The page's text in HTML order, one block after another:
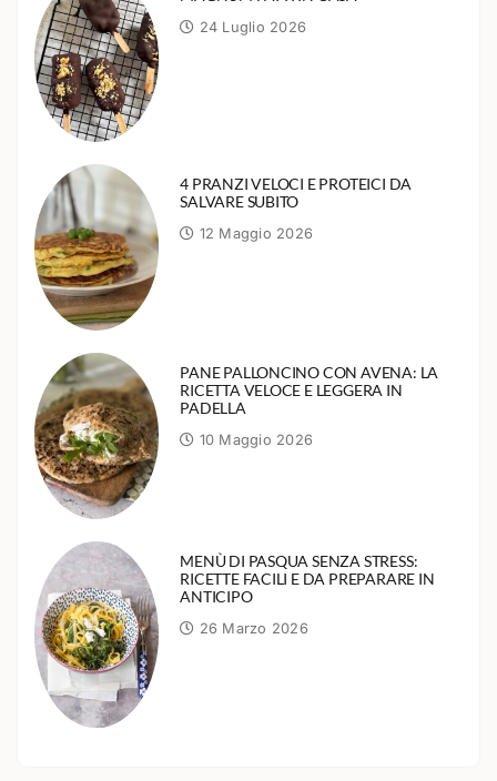
24 Luglio 2026
4 PRANZI VELOCI E PROTEICI DA
SALVARE SUBITO
12 Maggio 2026
PANE PALLONCINO CON AVENA: LA
RICETTA VELOCE E LEGGERA IN
PADELLA
10 Maggio 2026
MENÙ DI PASQUA SENZA STRESS:
RICETTE FACILI E DA PREPARARE IN
ANTICIPO
26 Marzo 2026